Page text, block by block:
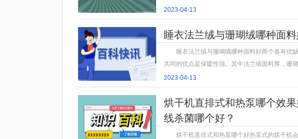
2023-04-13
睡衣法兰绒与珊瑚绒哪种面
睡衣法兰绒与珊瑚绒哪种面料好两个各有优
共同的优点是保暖性强。其中法兰绒面料厚，珊
2023-04-13
烘干机直排式和热泵哪个效
线杀菌哪个好？
烘干机直排式和热泵哪个好热泵式的烘干机